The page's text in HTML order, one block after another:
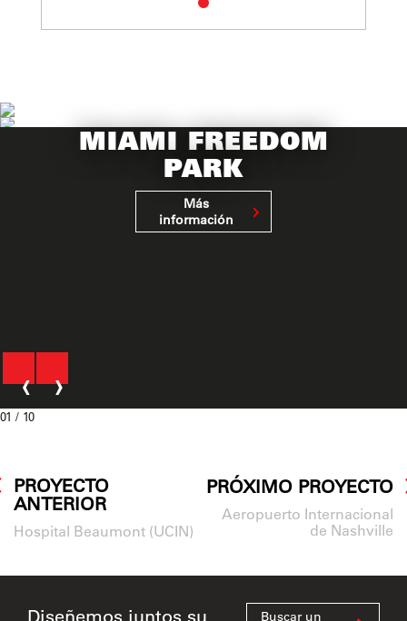
MIAMI FREEDOM
PARK
Más
información
01 / 10
‹ ›
PRÓXIMO PROYECTO
Aeropuerto Internacional
de Nashville
PROYECTO
ANTERIOR
Hospital Beaumont (UCIN)
Diseñemos juntos su
Buscar un